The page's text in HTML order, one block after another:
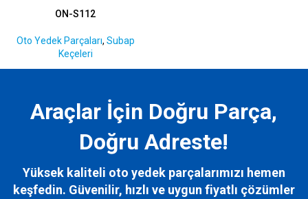
ON-S112
Oto Yedek Parçaları, Subap
Keçeleri
Araçlar İçin Doğru Parça,
Doğru Adreste!
Yüksek kaliteli oto yedek parçalarımızı hemen
keşfedin. Güvenilir, hızlı ve uygun fiyatlı çözümler